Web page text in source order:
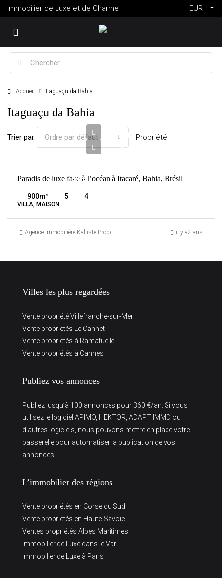
Immobilier de Luxe et de Charme EUR
Accueil Itaguaçu da Bahia
Itaguaçu da Bahia
1 Propriété
Trier par: Ordre par défaut
BRÉSIL
084
€
Paradis de luxe face à l’océan à Itacaré, Bahia, Brésil
900m² 5 4
VILLA, MAISON
Agence immobilière Kalliste Properties il y a2 ans
Villes les plus regardées
Vente propriété Villefranche-sur-Mer
Vente propriétés Le Cannet
Vente propriétés à Ramatuelle
Vente propriétés à Cannes
Publiez vos annonces
Publiez jusqu’à 100 annonces pour 360 €/an. Si vous
utilisez le logiciel APIMO, HEKTOR, ADAPT IMMO ou
d’autres logiciels, nous pouvons mettre en place votre
passerelle pour automatiser la publication de vos
annonces.
L’immobilier des régions
Vente propriétés en Corse du Sud
Vente propriétés en Haute-Savoie
Ventes propriétés Alpes Maritimes
Immobilier de Luxe dans le Var
Immobilier de Luxe à Paris